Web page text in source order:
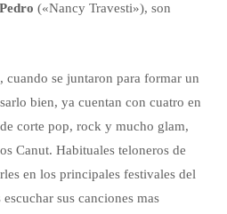
(«Nancy Travesti»), son
cuando se juntaron para formar un
bien, ya cuentan con cuatro en
corte pop, rock y mucho glam,
Canut. Habituales teloneros de
en los principales festivales del
sus canciones mas